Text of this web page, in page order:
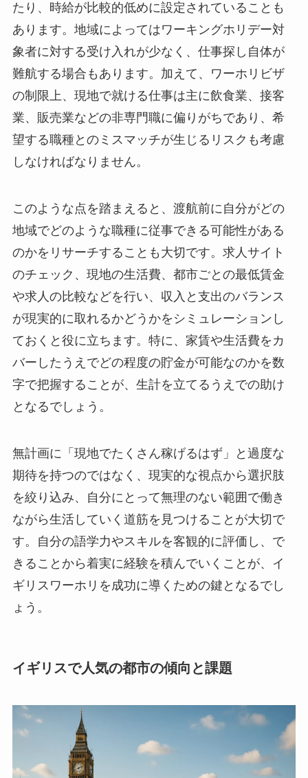
たり、時給が比較的低めに設定されていることも
あります。地域によってはワーキングホリデー対
象者に対する受け入れが少なく、仕事探し自体が
難航する場合もあります。加えて、ワーホリビザ
の制限上、現地で就ける仕事は主に飲食業、接客
業、販売業などの非専門職に偏りがちであり、希
望する職種とのミスマッチが生じるリスクも考慮
しなければなりません。
このような点を踏まえると、渡航前に自分がどの
地域でどのような職種に従事できる可能性がある
のかをリサーチすることも大切です。求人サイト
のチェック、現地の生活費、都市ごとの最低賃金
や求人の比較などを行い、収入と支出のバランス
が現実的に取れるかどうかをシミュレーションし
ておくと役に立ちます。特に、家賃や生活費をカ
バーしたうえでどの程度の貯金が可能なのかを数
字で把握することが、生計を立てるうえでの助け
となるでしょう。
無計画に「現地でたくさん稼げるはず」と過度な
期待を持つのではなく、現実的な視点から選択肢
を絞り込み、自分にとって無理のない範囲で働き
ながら生活していく道筋を見つけることが大切で
す。自分の語学力やスキルを客観的に評価し、で
きることから着実に経験を積んでいくことが、イ
ギリスワーホリを成功に導くための鍵となるでし
ょう。
イギリスで人気の都市の傾向と課題